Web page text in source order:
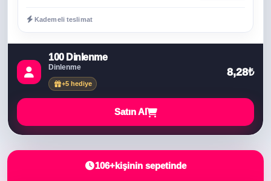
Kademeli teslimat
100 Dinlenme
Dinlenme
+5 hediye
8,28₺
Satın Al
106+kişinin sepetinde